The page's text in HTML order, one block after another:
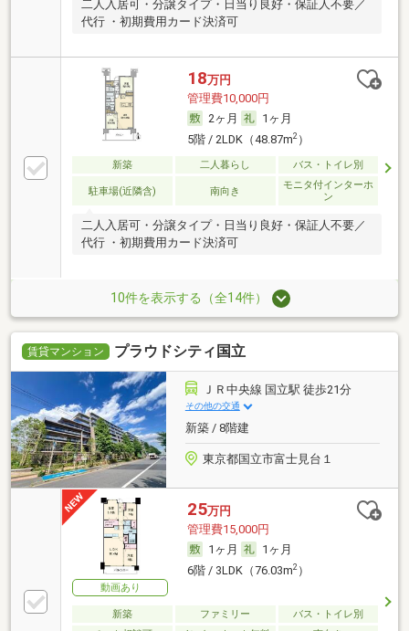
二人入居可・分譲タイプ・日当り良好・保証人不要／
代行 ・初期費用カード決済可
18万円
管理費10,000円
2ヶ月
1ヶ月
5階 / 2LDK（48.87m2）
新築 二人暮らし バス・トイレ別
駐車場(近隣含) 南向き
モニタ付インターホ
ン
二人入居可・分譲タイプ・日当り良好・保証人不要／
代行 ・初期費用カード決済可
10件を表示する（全14件）
賃貸マンション プラウドシティ国立
ＪＲ中央線 国立駅 徒歩21分
その他の交通
新築 / 8階建
東京都国立市富士見台１
動画あり
25万円
管理費15,000円
1ヶ月
1ヶ月
6階 / 3LDK（76.03m2）
新築 ファミリー
バス・トイレ別